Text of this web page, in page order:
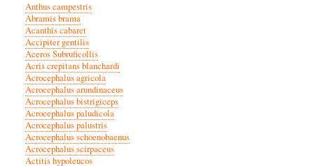
Anthus campestris
Abramis brama
Acanthis cabaret
Accipiter gentilis
Aceros Subruficollis
Acris crepitans blanchardi
Acrocephalus agricola
Acrocephalus arundinaceus
Acrocephalus bistrigiceps
Acrocephalus paludicola
Acrocephalus palustris
Acrocephalus schoenobaenus
Acrocephalus scirpaceus
Actitis hypoleucos